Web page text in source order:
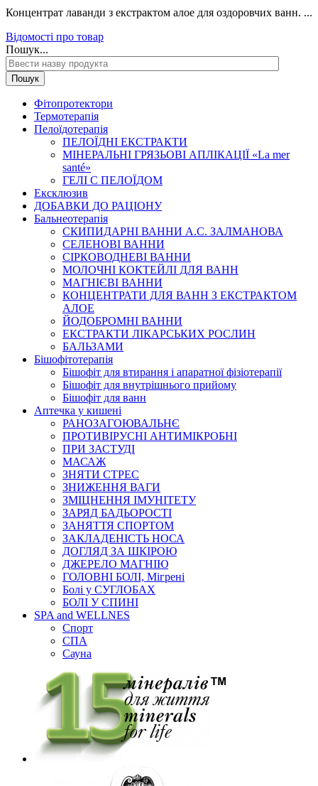
Концентрат лаванди з екстрактом алое для оздоровчих ванн. ...
Відомості про товар
Пошук...
Пошук
Фітопротектори
Термотерапія
Пелоїдотерапія
ПЕЛОЇДНІ ЕКСТРАКТИ
МІНЕРАЛЬНІ ГРЯЗЬОВІ АПЛІКАЦІЇ «La mer
santé»
ГЕЛІ С ПЕЛОЇДОМ
Ексклюзив
ДОБАВКИ ДО РАЦІОНУ
Бальнеотерапія
СКИПИДАРНІ ВАННИ А.С. ЗАЛМАНОВА
СЕЛЕНОВІ ВАННИ
СІРКОВОДНЕВІ ВАННИ
МОЛОЧНІ КОКТЕЙЛІ ДЛЯ ВАНН
МАГНІЄВІ ВАННИ
КОНЦЕНТРАТИ ДЛЯ ВАНН З ЕКСТРАКТОМ
АЛОЕ
ЙОДОБРОМНІ ВАННИ
ЕКСТРАКТИ ЛІКАРСЬКИХ РОСЛИН
БАЛЬЗАМИ
Бішофітотерапія
Бішофіт для втирання і апаратної фізіотерапії
Бішофіт для внутрішнього прийому
Бішофіт для ванн
Аптечка у кишені
РАНОЗАГОЮВАЛЬНЄ
ПРОТИВІРУСНІ АНТИМІКРОБНІ
ПРИ ЗАСТУДІ
МАСАЖ
ЗНЯТИ СТРЕС
ЗНИЖЕННЯ ВАГИ
ЗМІЦНЕННЯ ІМУНІТЕТУ
ЗАРЯД БАДЬОРОСТІ
ЗАНЯТТЯ СПОРТОМ
ЗАКЛАДЕНІСТЬ НОСА
ДОГЛЯД ЗА ШКІРОЮ
ДЖЕРЕЛО МАГНІЮ
ГОЛОВНІ БОЛІ, Мігрені
Болі у СУГЛОБАХ
БОЛІ У СПИНІ
SPA and WELLNES
Спорт
СПА
Сауна